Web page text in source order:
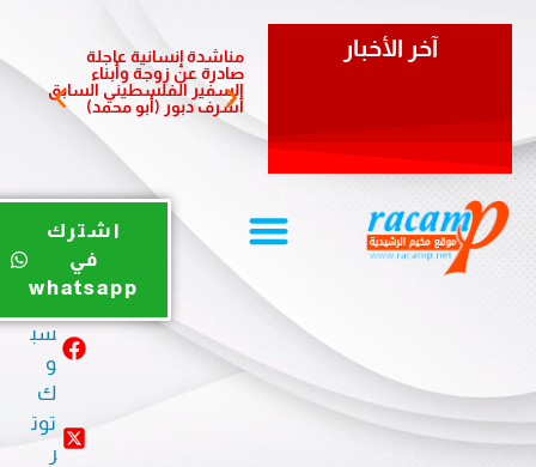
آخر الأخبار
مناشدة إنسانية عاجلة
صادرة عن زوجة وأبناء
السفير الفلسطيني السابق
أشرف دبور (أبو محمد)
لدعم
يو
ب
سب
و
توت
ر
اشترك
في
whatsapp